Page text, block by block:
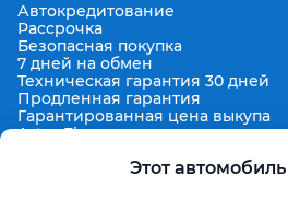
Этот
Автокредитование
Рассрочка
Безопасная покупка
7 дней на обмен
Техническая гарантия 30 дней
Продленная гарантия
Гарантированная цена выкупа
Aster Finance